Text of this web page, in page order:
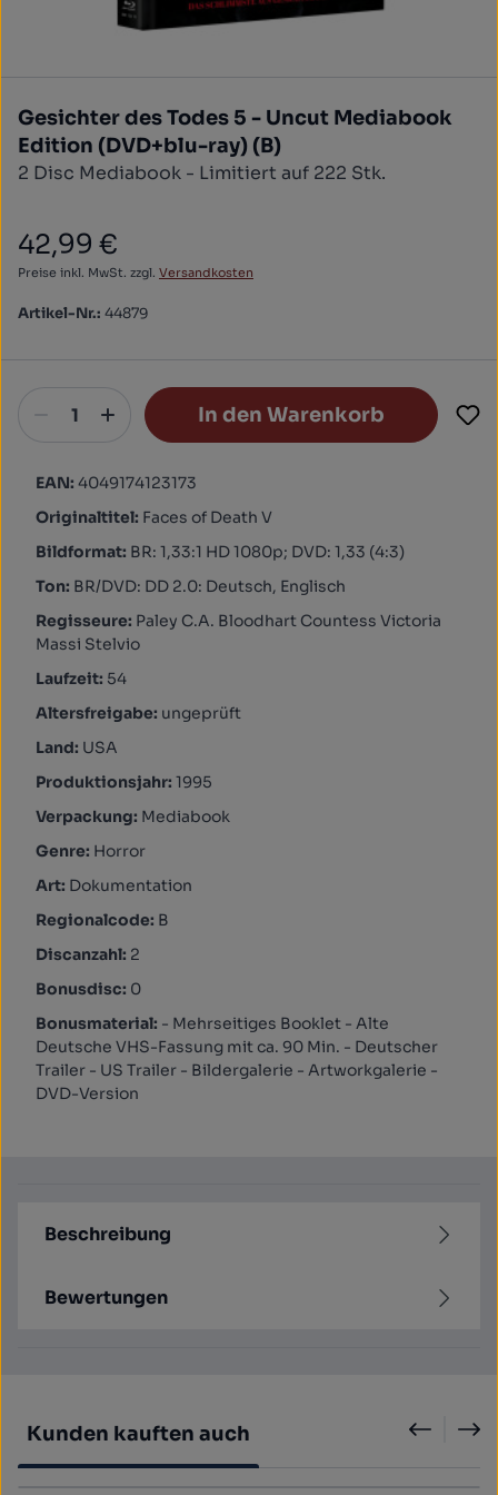
Gesichter des Todes 5 - Uncut Mediabook
Edition (DVD+blu-ray) (B)
2 Disc Mediabook - Limitiert auf 222 Stk.
Regulärer Preis:
42,99 €
Preise inkl. MwSt. zzgl. Versandkosten
Artikel-Nr.: 44879
In den Warenkorb
EAN: 4049174123173
Originaltitel: Faces of Death V
Bildformat: BR: 1,33:1 HD 1080p; DVD: 1,33 (4:3)
Ton: BR/DVD: DD 2.0: Deutsch, Englisch
Regisseure: Paley C.A. Bloodhart Countess Victoria
Massi Stelvio
Laufzeit: 54
Altersfreigabe: ungeprüft
Land: USA
Produktionsjahr: 1995
Verpackung: Mediabook
Genre: Horror
Art: Dokumentation
Regionalcode: B
Discanzahl: 2
Bonusdisc: 0
Bonusmaterial: - Mehrseitiges Booklet - Alte
Deutsche VHS-Fassung mit ca. 90 Min. - Deutscher
Trailer - US Trailer - Bildergalerie - Artworkgalerie -
DVD-Version
Beschreibung
Bewertungen
Kunden kauften auch